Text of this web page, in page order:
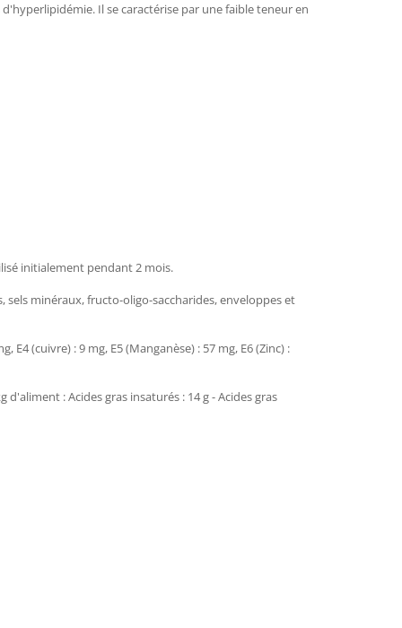
Il se caractérise par une faible teneur en
initialement pendant 2 mois.
sels minéraux, fructo-oligo-saccharides, enveloppes et
E4 (cuivre) : 9 mg, E5 (Manganèse) : 57 mg, E6 (Zinc) :
d'aliment : Acides gras insaturés : 14 g - Acides gras